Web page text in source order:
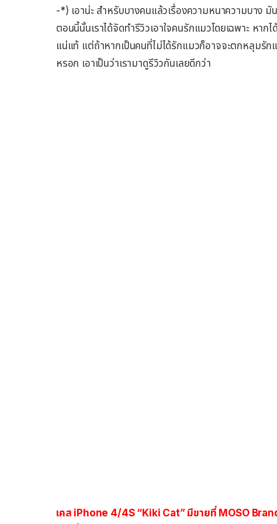
-*) เอาน่ะ สำหรับบางคนแล้วเรื่องความหนาความบาง มั
ตอนนี้นั้นเราได้จัดทำรีวิวเอาใจคนรักแมวโดยเฉพาะ หา
แน่แท้ แต่ถ้าหากเป็นคนที่ไม่ได้รักแมวก็อาจจะตกหลุมรั
หรอก เอาเป็นว่าเรามาดูรีวิวกันเลยดีกว่า
เคส iPhone 4/4S “Kiki Cat” มีขายที่ MOSO